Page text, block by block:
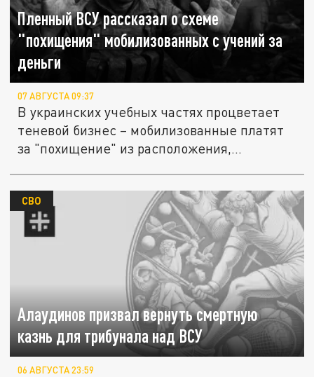
Пленный ВСУ рассказал о схеме
"похищения" мобилизованных с учений за
деньги
07 АВГУСТА 09:37
В украинских учебных частях процветает
теневой бизнес – мобилизованные платят
за "похищение" из расположения,...
Алаудинов призвал вернуть смертную
казнь для трибунала над ВСУ
СВО
06 АВГУСТА 23:59